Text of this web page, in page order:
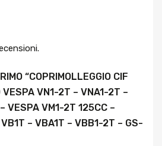
“COPRIMOLLEGGIO CIF
VESPA VN1-2T – VNA1-2T –
VM1-2T 125CC –
– VBA1T – VBB1-2T – GS-